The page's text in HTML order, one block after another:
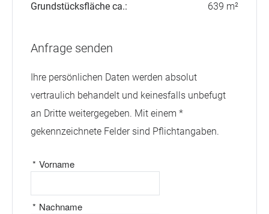
Grundstücksfläche ca.: 639 m²
Anfrage senden
Ihre persönlichen Daten werden absolut
vertraulich behandelt und keinesfalls unbefugt
an Dritte weitergegeben. Mit einem *
gekennzeichnete Felder sind Pflichtangaben.
Vorname
*
Nachname
*